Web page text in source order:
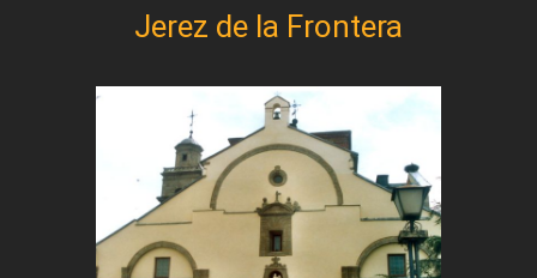
Jerez de la Frontera